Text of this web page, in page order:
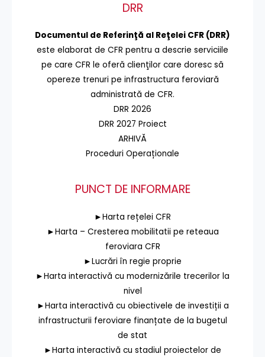
DRR
Documentul de Referinţă al Reţelei CFR (DRR)
este elaborat de CFR pentru a descrie serviciile
pe care CFR le oferă clienţilor care doresc să
opereze trenuri pe infrastructura feroviară
administrată de CFR.
DRR 2026
DRR 2027 Proiect
ARHIVĂ
Proceduri Operaționale
PUNCT DE INFORMARE
►Harta rețelei CFR
►Harta – Cresterea mobilitatii pe reteaua
feroviara CFR
►Lucrări în regie proprie
►Harta interactivă cu modernizările trecerilor la
nivel
►Harta interactivă cu obiectivele de investiții a
infrastructurii feroviare finanțate de la bugetul
de stat
►Harta interactivă cu stadiul proiectelor de